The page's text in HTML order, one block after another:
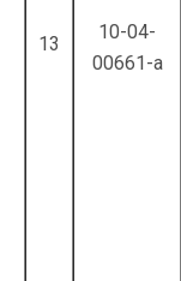
13
10-04-
00661-а